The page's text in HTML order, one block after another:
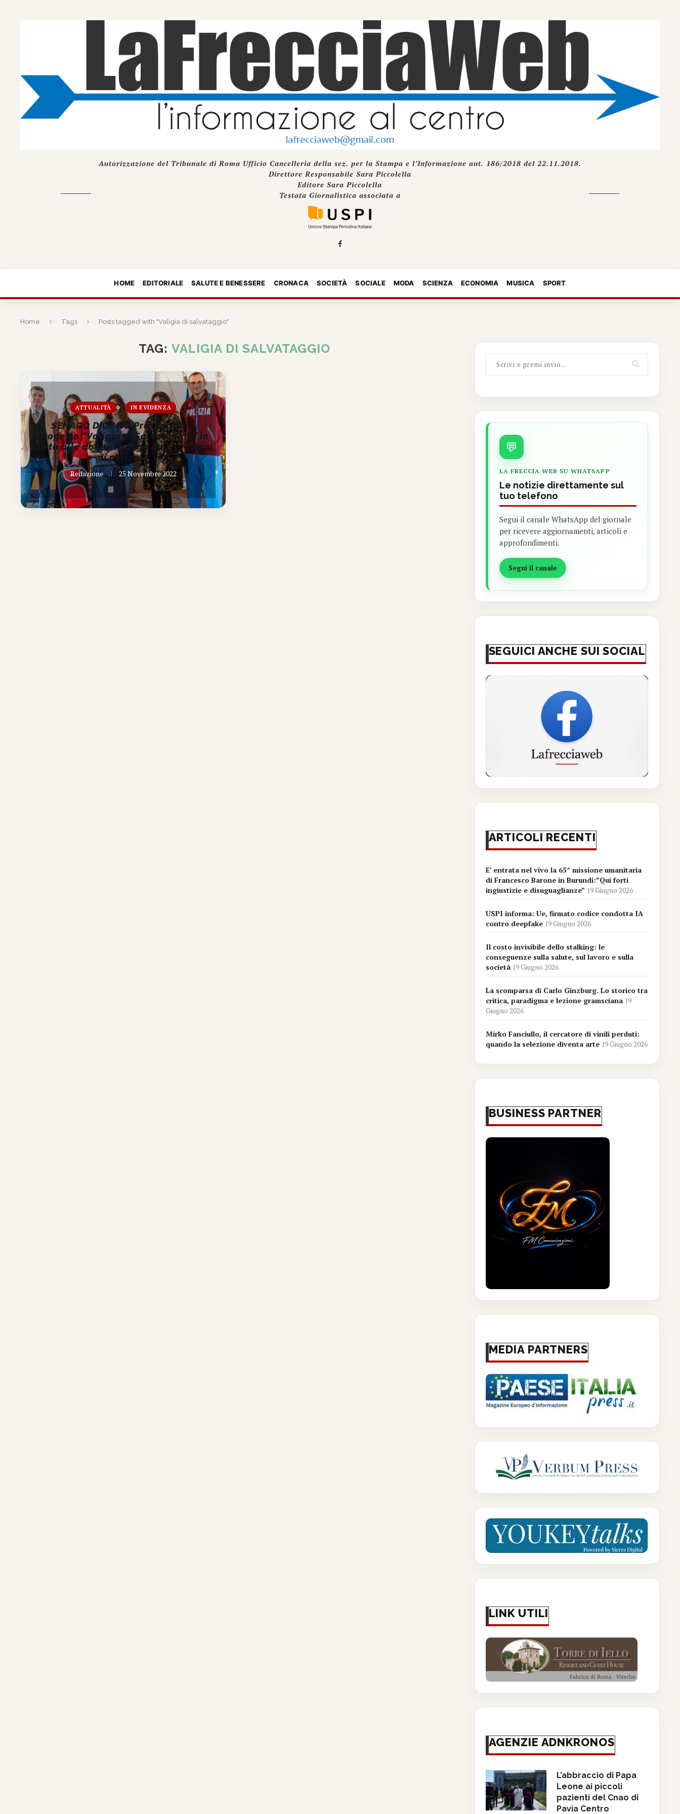
Autorizzazione del Tribunale di Roma Ufficio Cancelleria della sez. per la Stampa e l’Informazione aut. 186/2018 del 22.11.2018.
Direttore Responsabile Sara Piccolella
Editore Sara Piccolella
Testata Giornalistica associata a
HOME EDITORIALE SALUTE E BENESSERE CRONACA SOCIETÀ SOCIALE MODA SCIENZA ECONOMIA MUSICA SPORT
Home Tags Posts tagged with "Valigia di salvataggio"
TAG: VALIGIA DI SALVATAGGIO
ATTUALITÀ IN EVIDENZA
SENAGO DICE NO.Presentato il
progetto “Valigia di Salvataggio” in
aiuto alle donne in fuga da situazioni
di pericolo
Redazione 25 Novembre 2022
💬
LA FRECCIA WEB SU WHATSAPP
Le notizie direttamente sul
tuo telefono
Segui il canale WhatsApp del giornale
per ricevere aggiornamenti, articoli e
approfondimenti.
Segui il canale
SEGUICI ANCHE SUI SOCIAL
ARTICOLI RECENTI
E’ entrata nel vivo la 65^ missione umanitaria
di Francesco Barone in Burundi:”Qui forti
ingiustizie e disuguaglianze” 19 Giugno 2026
USPI informa: Ue, firmato codice condotta IA
contro deepfake 19 Giugno 2026
Il costo invisibile dello stalking: le
conseguenze sulla salute, sul lavoro e sulla
società 19 Giugno 2026
La scomparsa di Carlo Ginzburg. Lo storico tra
critica, paradigma e lezione gramsciana 19
Giugno 2026
Mirko Fanciullo, il cercatore di vinili perduti:
quando la selezione diventa arte 19 Giugno 2026
BUSINESS PARTNER
MEDIA PARTNERS
LINK UTILI
AGENZIE ADNKRONOS
L’abbraccio di Papa
Leone ai piccoli
pazienti del Cnao di
Pavia Centro